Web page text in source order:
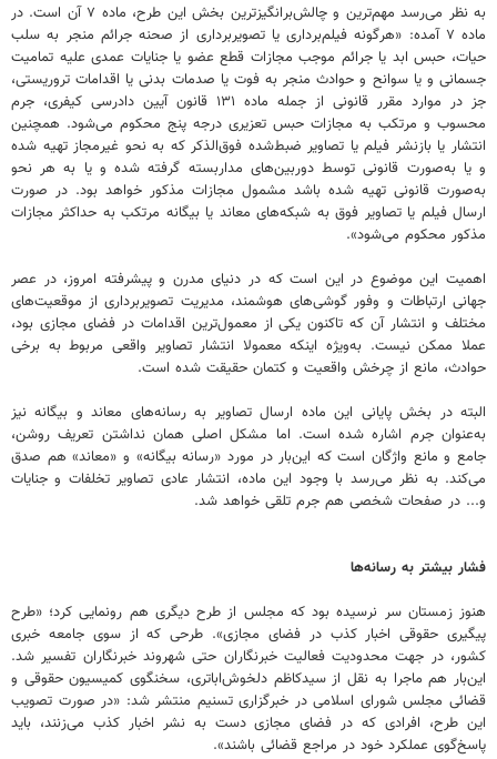
به نظر می‌رسد مهم‌ترین و چالش‌برانگیزترین بخش این طرح، ماده ۷ آن است. در
ماده ۷ آمده: «هرگونه فیلم‌برداری یا تصویربرداری از صحنه جرائم منجر به سلب
حیات، حبس ابد یا جرائم موجب مجازات قطع عضو یا جنایات عمدی علیه تمامیت
جسمانی و یا سوانح و حوادث منجر به فوت یا صدمات بدنی یا اقدامات تروریستی،
جز در موارد مقرر قانونی از جمله ماده ۱۳۱ قانون آیین دادرسی کیفری، جرم
محسوب و مرتکب به مجازات حبس تعزیری درجه پنج محکوم می‌شود. همچنین
انتشار یا بازنشر فیلم یا تصاویر ضبط‌شده فوق‌الذکر که به نحو غیرمجاز تهیه شده
و یا به‌صورت قانونی توسط دوربین‌های مداربسته گرفته شده و یا به هر نحو
به‌صورت قانونی تهیه شده باشد مشمول مجازات مذکور خواهد بود. در صورت
ارسال فیلم یا تصاویر فوق به شبکه‌های معاند یا بیگانه مرتکب به حداکثر مجازات
مذکور محکوم می‌شود».
اهمیت این موضوع در این است که در دنیای مدرن و پیشرفته امروز، در عصر
جهانی ارتباطات و وفور گوشی‌های هوشمند، مدیریت تصویربرداری از موقعیت‌های
مختلف و انتشار آن که تاکنون یکی از معمول‌ترین اقدامات در فضای مجازی بود،
عملا ممکن نیست. به‌ویژه اینکه معمولا انتشار تصاویر واقعی مربوط به برخی
حوادث، مانع از چرخش واقعیت و کتمان حقیقت شده است.
البته در بخش پایانی این ماده ارسال تصاویر به رسانه‌های معاند و بیگانه نیز
به‌عنوان جرم اشاره شده است. اما مشکل اصلی همان نداشتن تعریف روشن،
جامع و مانع واژگان است که این‌بار در مورد «رسانه بیگانه» و «معاند» هم صدق
می‌کند. به نظر می‌رسد با وجود این ماده، انتشار عادی تصاویر تخلفات و جنایات
و... در صفحات شخصی هم جرم تلقی خواهد شد.
فشار بیشتر به رسانه‌ها
هنوز زمستان سر نرسیده بود که مجلس از طرح دیگری هم رونمایی کرد؛ «طرح
پیگیری حقوقی اخبار کذب در فضای مجازی». طرحی که از سوی جامعه خبری
کشور، در جهت محدودیت فعالیت خبرنگاران حتی شهروند خبرنگاران تفسیر شد.
این‌بار هم ماجرا به نقل از سیدکاظم دلخوش‌اباتری، سخنگوی کمیسیون حقوقی و
قضائی مجلس شورای اسلامی در خبرگزاری تسنیم منتشر شد: «در صورت تصویب
این طرح، افرادی که در فضای مجازی دست به نشر اخبار کذب می‌زنند، باید
پاسخ‌گوی عملکرد خود در مراجع قضائی باشند».